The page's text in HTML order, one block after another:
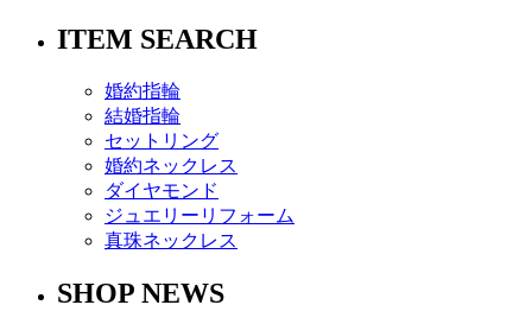
ITEM SEARCH
婚約指輪
結婚指輪
セットリング
婚約ネックレス
ダイヤモンド
ジュエリーリフォーム
真珠ネックレス
SHOP NEWS